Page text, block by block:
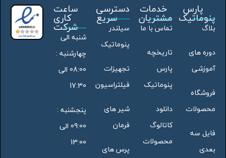
پارس
پنوماتیک
بلاگ
دوره های
آموزشی
فروشگاه
محصولات
فایل سه
بعدی
خدمات
مشتریان
تماس با ما
تاریخچه
پارس
پنوماتیک
دانلود
کاتالوگ
محصولات
دسترسی
سریع
سیلندر
پنوماتیک
تجهیزات
فیلتراسیون
شیر های
فرمان
پرس های
ساعت
کاری
شرکت
شنبه الی
چهارشنبه :
08:00 الی
17:30
پنجشنبه :
09:00 الی
13:00